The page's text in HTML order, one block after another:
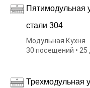
Пятимодульная
стали 304
Модульная Кухня
30 посещений • 25
Трехмодульная